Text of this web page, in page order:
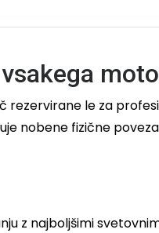
le za
nobene fizične
z najboljšimi